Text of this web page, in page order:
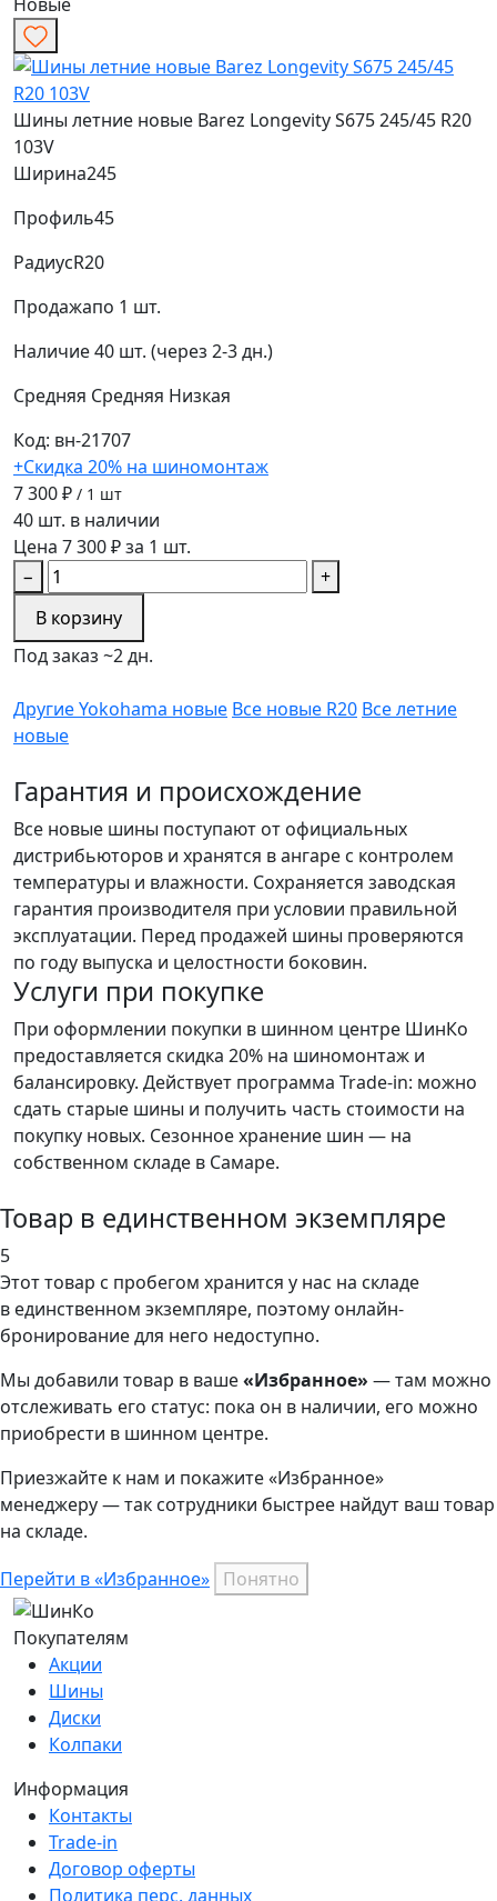
Шины летние новые Barez Longevity S675 245/45 R20
103V
Ширина245
Профиль45
РадиусR20
Продажапо 1 шт.
Наличие40 шт. (через 2-3 дн.)
Средняя Средняя Низкая
Код: вн-21707
+Скидка 20% на шиномонтаж
7 300 ₽ / 1 шт
40 шт. в наличии
Цена 7 300 ₽ за 1 шт.
−
+
В корзину
Под заказ ~2 дн.
Другие Yokohama новые Все новые R20 Все летние
новые
Гарантия и происхождение
Все новые шины поступают от официальных
дистрибьюторов и хранятся в ангаре с контролем
температуры и влажности. Сохраняется заводская
гарантия производителя при условии правильной
эксплуатации. Перед продажей шины проверяются
по году выпуска и целостности боковин.
Услуги при покупке
При оформлении покупки в шинном центре ШинКо
предоставляется скидка 20% на шиномонтаж и
балансировку. Действует программа Trade-in: можно
сдать старые шины и получить часть стоимости на
покупку новых. Сезонное хранение шин — на
собственном складе в Самаре.
Товар в единственном экземпляре
5
Этот товар с пробегом хранится у нас на складе
в единственном экземпляре, поэтому онлайн-
бронирование для него недоступно.
Мы добавили товар в ваше«Избранное» — там можно
отслеживать его статус: пока он в наличии, его можно
приобрести в шинном центре.
Приезжайте к нам и покажите «Избранное»
менеджеру — так сотрудники быстрее найдут ваш товар
на складе.
Перейти в «Избранное» Понятно
Покупателям
Акции
Шины
Диски
Колпаки
Информация
Контакты
Trade-in
Договор оферты
Политика перс. данных